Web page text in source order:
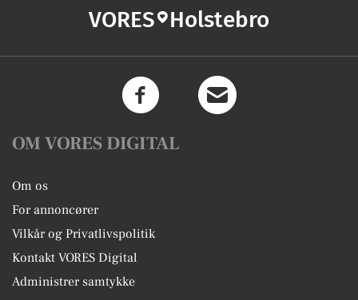
VORES Holstebro
OM VORES DIGITAL
Om os
For annoncører
Vilkår og Privatlivspolitik
Kontakt VORES Digital
Administrer samtykke